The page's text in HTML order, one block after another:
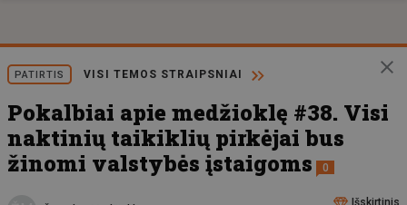
PATIRTIS VISI TEMOS STRAIPSNIAI
Pokalbiai apie medžioklę #38. Visi
naktinių taikiklių pirkėjai bus
žinomi valstybės įstaigoms
0
Išskirtinis